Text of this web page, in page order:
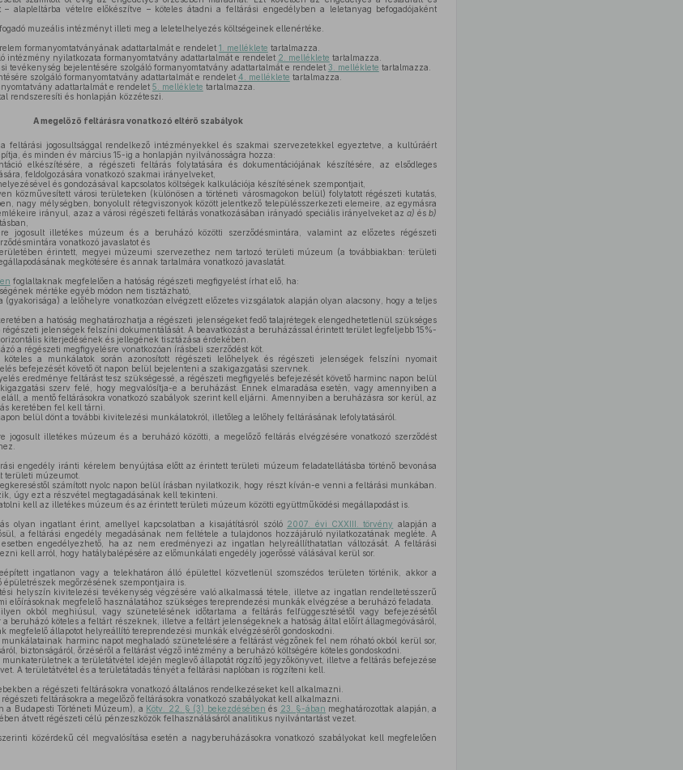
– alapleltárba vételre előkészítve – köteles átadni a feltárási engedélyben a leletanyag befogadójaként
muzeális intézményt illeti meg a leletelhelyezés költségeinek ellenértéke.
formanyomtatványának adattartalmát e rendelet 1. melléklete tartalmazza.
intézmény nyilatkozata formanyomtatvány adattartalmát e rendelet 2. melléklete tartalmazza.
tevékenység bejelentésére szolgáló formanyomtatvány adattartalmát e rendelet 3. melléklete tartalmazza.
szolgáló formanyomtatvány adattartalmát e rendelet 4. melléklete tartalmazza.
adattartalmát e rendelet 5. melléklete tartalmazza.
rendszeresíti és honlapján közzéteszi.
A megelőző feltárásra vonatkozó eltérő szabályok
feltárási jogosultsággal rendelkező intézményekkel és szakmai szervezetekkel egyeztetve, a kultúráért
és minden év március 15-ig a honlapján nyilvánosságra hozza:
elkészítésére, a régészeti feltárás folytatására és dokumentációjának készítésére, az elsődleges
feldolgozására vonatkozó szakmai irányelveket,
és gondozásával kapcsolatos költségek kalkulációja készítésének szempontjait,
közművesített városi területeken (különösen a történeti városmagokon belül) folytatott régészeti kutatás,
nagy mélységben, bonyolult rétegviszonyok között jelentkező településszerkezeti elemeire, az egymásra
irányul, azaz a városi régészeti feltárás vonatkozásában irányadó speciális irányelveket az a) ésb)
jogosult illetékes múzeum és a beruházó közötti szerződésmintára, valamint az előzetes régészeti
vonatkozó javaslatot és
érintett, megyei múzeumi szervezethez nem tartozó területi múzeum (a továbbiakban: területi
megkötésére és annak tartalmára vonatkozó javaslatát.
foglaltaknak megfelelően a hatóság régészeti megfigyelést írhat elő, ha:
mértéke egyéb módon nem tisztázható,
(gyakorisága) a lelőhelyre vonatkozóan elvégzett előzetes vizsgálatok alapján olyan alacsony, hogy a teljes
a hatóság meghatározhatja a régészeti jelenségeket fedő talajrétegek elengedhetetlenül szükséges
jelenségek felszíni dokumentálását. A beavatkozást a beruházással érintett terület legfeljebb 15%-
kiterjedésének és jellegének tisztázása érdekében.
a régészeti megfigyelésre vonatkozóan írásbeli szerződést köt.
a munkálatok során azonosított régészeti lelőhelyek és régészeti jelenségek felszíni nyomait
befejezését követő öt napon belül bejelenteni a szakigazgatási szervnek.
eredménye feltárást tesz szükségessé, a régészeti megfigyelés befejezését követő harminc napon belül
szerv felé, hogy megvalósítja-e a beruházást. Ennek elmaradása esetén, vagy amennyiben a
a mentő feltárásokra vonatkozó szabályok szerint kell eljárni. Amennyiben a beruházásra sor kerül, az
keretében fel kell tárni.
belül dönt a további kivitelezési munkálatokról, illetőleg a lelőhely feltárásának lefolytatásáról.
jogosult illetékes múzeum és a beruházó közötti, a megelőző feltárás elvégzésére vonatkozó szerződést
engedély iránti kérelem benyújtása előtt az érintett területi múzeum feladatellátásba történő bevonása
területi múzeumot.
számított nyolc napon belül írásban nyilatkozik, hogy részt kíván-e venni a feltárási munkában.
úgy ezt a részvétel megtagadásának kell tekinteni.
kell az illetékes múzeum és az érintett területi múzeum közötti együttműködési megállapodást is.
olyan ingatlant érint, amellyel kapcsolatban a kisajátításról szóló 2007. évi CXXIII. törvény alapján a
a feltárási engedély megadásának nem feltétele a tulajdonos hozzájáruló nyilatkozatának megléte. A
engedélyezhető, ha az nem eredményezi az ingatlan helyreállíthatatlan változását. A feltárási
kell arról, hogy hatálybalépésére az előmunkálati engedély jogerőssé válásával kerül sor.
ingatlanon vagy a telekhatáron álló épülettel közvetlenül szomszédos területen történik, akkor a
megőrzésének szempontjaira is.
helyszín kivitelezési tevékenység végzésére való alkalmassá tétele, illetve az ingatlan rendeltetésszerű
előírásoknak megfelelő használatához szükséges tereprendezési munkák elvégzése a beruházó feladata.
okból meghiúsul, vagy szünetelésének időtartama a feltárás felfüggesztésétől vagy befejezésétől
beruházó köteles a feltárt részeknek, illetve a feltárt jelenségeknek a hatóság által előírt állagmegóvásáról,
megfelelő állapotot helyreállító tereprendezési munkák elvégzéséről gondoskodni.
harminc napot meghaladó szünetelésére a feltárást végzőnek fel nem róható okból kerül sor,
biztonságáról, őrzéséről a feltárást végző intézmény a beruházó költségére köteles gondoskodni.
a területátvétel idején meglevő állapotát rögzítő jegyzőkönyvet, illetve a feltárás befejezése
A területátvétel és a területátadás tényét a feltárási naplóban is rögzíteni kell.
a régészeti feltárásokra vonatkozó általános rendelkezéseket kell alkalmazni.
feltárásokra a megelőző feltárásokra vonatkozó szabályokat kell alkalmazni.
a Budapesti Történeti Múzeum), a Kötv. 22. § (3) bekezdésében és 23. §-ában meghatározottak alapján, a
átvett régészeti célú pénzeszközök felhasználásáról analitikus nyilvántartást vezet.
közérdekű cél megvalósítása esetén a nagyberuházásokra vonatkozó szabályokat kell megfelelően